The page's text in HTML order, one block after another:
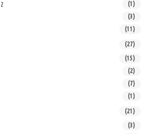
(1)
(3)
(11)
(27)
(15)
(2)
(7)
(1)
(21)
(3)